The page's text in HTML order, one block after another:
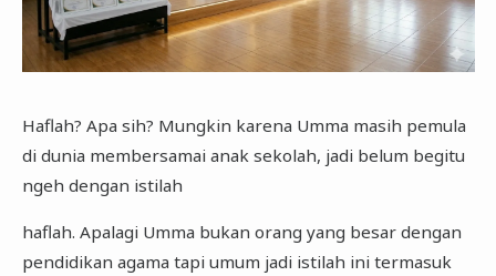
Haflah? Apa sih? Mungkin karena Umma masih pemula
di dunia membersamai anak sekolah, jadi belum begitu
ngeh dengan istilah
haflah. Apalagi Umma bukan orang yang besar dengan
pendidikan agama tapi umum jadi istilah ini termasuk